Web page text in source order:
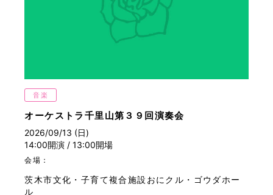
音楽
オーケストラ千里山第３９回演奏会
2026/09/13 (日)
14:00開演 / 13:00開場
会場：
茨木市文化・子育て複合施設おにクル・ゴウダホー
ル